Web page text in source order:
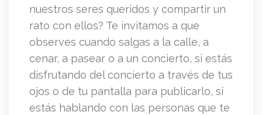
nuestros seres queridos y compartir un
rato con ellos? Te invitamos a que
observes cuando salgas a la calle, a
cenar, a pasear o a un concierto, si estás
disfrutando del concierto a través de tus
ojos o de tu pantalla para publicarlo, si
estás hablando con las personas que te